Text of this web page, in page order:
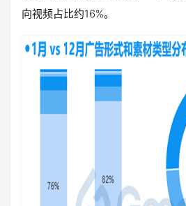
向视频占比约16%。